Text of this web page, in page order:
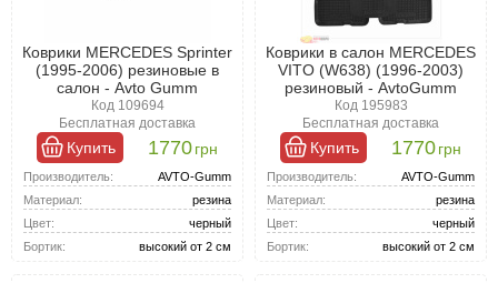
Коврики MERCEDES Sprinter
(1995-2006) резиновые в
салон - Avto Gumm
Код 109694
Бесплатная доставка
Купить 1770грн
Производитель:
AVTO-Gumm
Материал:
резина
Цвет:
черный
Бортик:
высокий от 2 см
Коврики в салон MERCEDES
VITO (W638) (1996-2003)
резиновый - AvtoGumm
Код 195983
Бесплатная доставка
Купить 1770грн
Производитель:
AVTO-Gumm
Материал:
резина
Цвет:
черный
Бортик:
высокий от 2 см